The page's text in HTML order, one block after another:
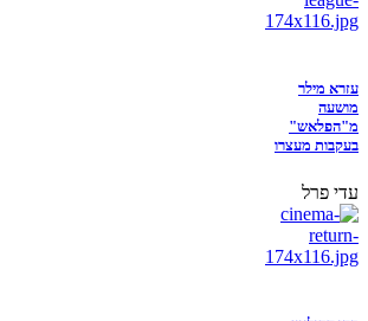
עזרא מילר
מושעה
מ"הפלאש"
בעקבות מעצרו
עדי פרל